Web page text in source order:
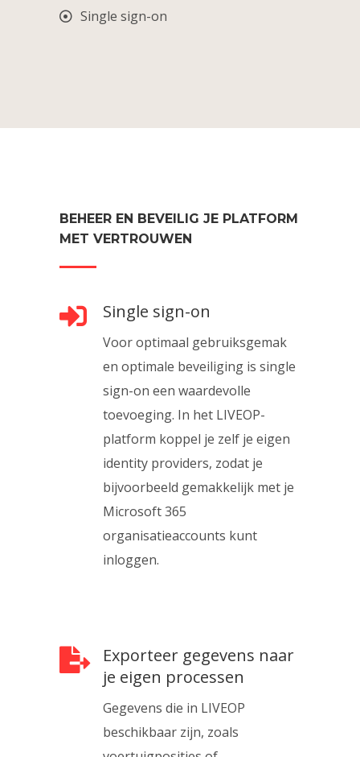
Single sign-on
BEHEER EN BEVEILIG JE PLATFORM
MET VERTROUWEN
Single sign-on
Voor optimaal gebruiksgemak
en optimale beveiliging is single
sign-on een waardevolle
toevoeging. In het LIVEOP-
platform koppel je zelf je eigen
identity providers, zodat je
bijvoorbeeld gemakkelijk met je
Microsoft 365
organisatieaccounts kunt
inloggen.
Exporteer gegevens naar
je eigen processen
Gegevens die in LIVEOP
beschikbaar zijn, zoals